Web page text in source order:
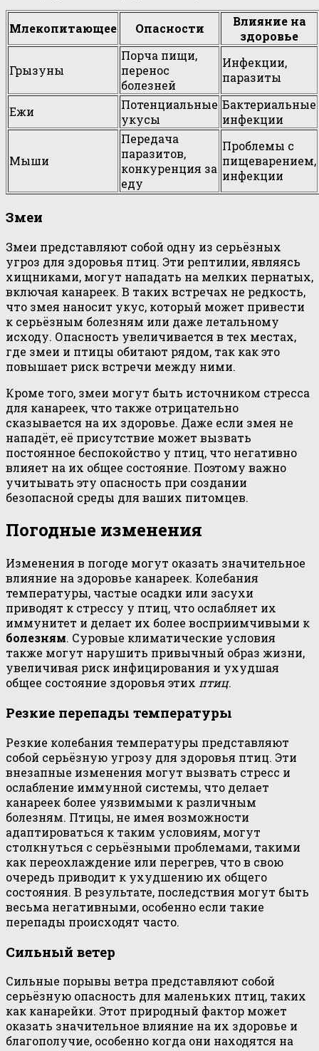
Млекопитающее Опасности
Влияние на
здоровье
Грызуны
Порча пищи,
перенос
болезней
Инфекции,
паразиты
Ежи
Потенциальные
укусы
Бактериальные
инфекции
Мыши
Передача
паразитов,
конкуренция за
еду
Проблемы с
пищеварением,
инфекции
Змеи
Змеи представляют собой одну из серьёзных
угроз для здоровья птиц. Эти рептилии, являясь
хищниками, могут нападать на мелких пернатых,
включая канареек. В таких встречах не редкость,
что змея наносит укус, который может привести
к серьёзным болезням или даже летальному
исходу. Опасность увеличивается в тех местах,
где змеи и птицы обитают рядом, так как это
повышает риск встречи между ними.
Кроме того, змеи могут быть источником стресса
для канареек, что также отрицательно
сказывается на их здоровье. Даже если змея не
нападёт, её присутствие может вызвать
постоянное беспокойство у птиц, что негативно
влияет на их общее состояние. Поэтому важно
учитывать эту опасность при создании
безопасной среды для ваших питомцев.
Погодные изменения
Изменения в погоде могут оказать значительное
влияние на здоровье канареек. Колебания
температуры, частые осадки или засухи
приводят к стрессу у птиц, что ослабляет их
иммунитет и делает их более восприимчивыми к
болезням. Суровые климатические условия
также могут нарушить привычный образ жизни,
увеличивая риск инфицирования и ухудшая
общее состояние здоровья этих птиц.
Резкие перепады температуры
Резкие колебания температуры представляют
собой серьёзную угрозу для здоровья птиц. Эти
внезапные изменения могут вызвать стресс и
ослабление иммунной системы, что делает
канареек более уязвимыми к различным
болезням. Птицы, не имея возможности
адаптироваться к таким условиям, могут
столкнуться с серьёзными проблемами, такими
как переохлаждение или перегрев, что в свою
очередь приводит к ухудшению их общего
состояния. В результате, последствия могут быть
весьма негативными, особенно если такие
перепады происходят часто.
Сильный ветер
Сильные порывы ветра представляют собой
серьёзную опасность для маленьких птиц, таких
как канарейки. Этот природный фактор может
оказать значительное влияние на их здоровье и
благополучие, особенно когда они находятся на